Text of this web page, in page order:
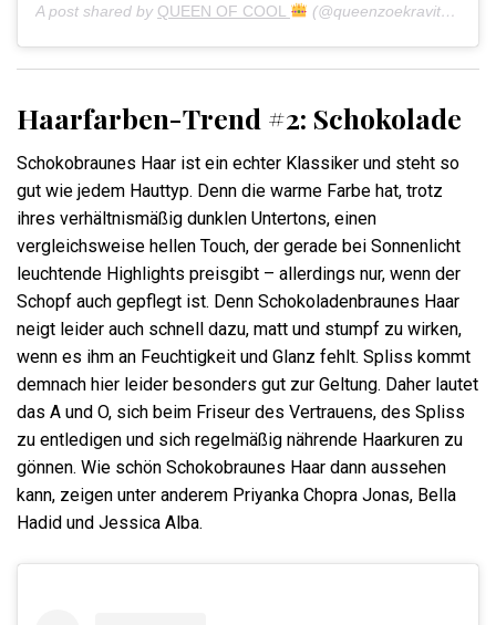
A post shared by QUEEN OF COOL (@queenzoekravitz) on
Haarfarben-Trend #2: Schokolade
Schokobraunes Haar ist ein echter Klassiker und steht so
gut wie jedem Hauttyp. Denn die warme Farbe hat, trotz
ihres verhältnismäßig dunklen Untertons, einen
vergleichsweise hellen Touch, der gerade bei Sonnenlicht
leuchtende Highlights preisgibt – allerdings nur, wenn der
Schopf auch gepflegt ist. Denn Schokoladenbraunes Haar
neigt leider auch schnell dazu, matt und stumpf zu wirken,
wenn es ihm an Feuchtigkeit und Glanz fehlt. Spliss kommt
demnach hier leider besonders gut zur Geltung. Daher lautet
das A und O, sich beim Friseur des Vertrauens, des Spliss
zu entledigen und sich regelmäßig nährende Haarkuren zu
gönnen. Wie schön Schokobraunes Haar dann aussehen
kann, zeigen unter anderem Priyanka Chopra Jonas, Bella
Hadid und Jessica Alba.